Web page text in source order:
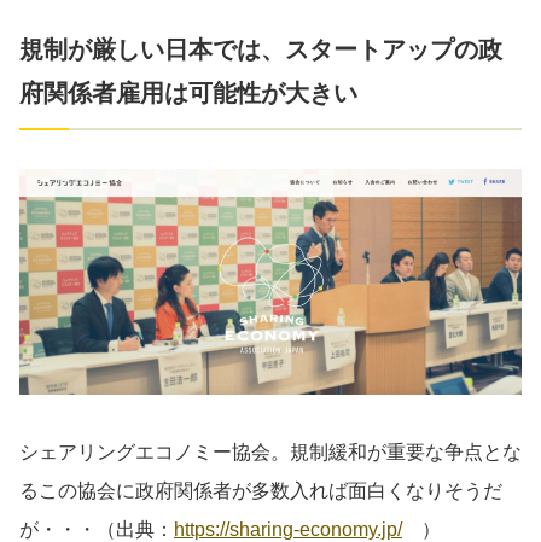
規制が厳しい日本では、スタートアップの政
府関係者雇用は可能性が大きい
シェアリングエコノミー協会。規制緩和が重要な争点とな
るこの協会に政府関係者が多数入れば面白くなりそうだ
が・・・（出典： https://sharing-economy.jp/ ）